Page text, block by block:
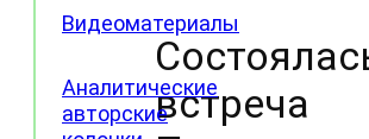
Видеоматериалы
Аналитические
авторскиевстреча